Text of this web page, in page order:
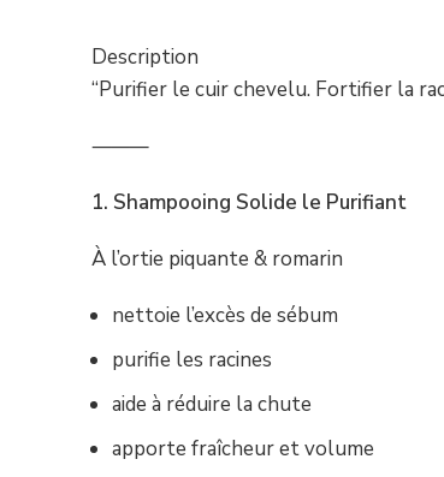
Description
“Purifier le cuir chevelu. Fortifier la
⸻
1. Shampooing Solide le Purifiant
À l’ortie piquante & romarin
nettoie l’excès de sébum
purifie les racines
aide à réduire la chute
apporte fraîcheur et volume